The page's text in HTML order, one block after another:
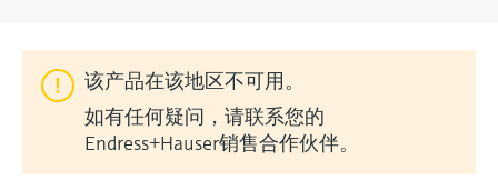
通过产品筛选，选择测量仪表
通过产品特性查找适当的测量设备、软件或
系统组件。
Applicator 选型和计算软件
机电式物位测量
微波限位栅物位测量
金属分析仪
工业领域的可持续发展解决方案
数字化驱动流程工业转型升级
该产品在该地区不可用。
如有任何疑问，请联系您的
Endress+Hauser销售合作伙伴。